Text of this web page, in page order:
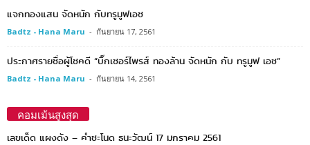
แจกทองแสน จัดหนัก กับทรูมูฟเอช
Badtz - Hana Maru - กันยายน 17, 2561
ประกาศรายชื่อผู้โชคดี “บิ๊กเซอร์ไพรส์ ทองล้าน จัดหนัก กับ ทรูมูฟ เอช”
Badtz - Hana Maru - กันยายน 14, 2561
คอมเม้นสูงสุด
เลขเด็ด แผงดัง – คำชะโนด ธนะวัฒน์ 17 มกราคม 2561